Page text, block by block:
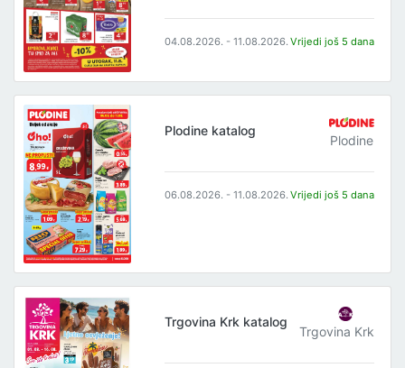
04.08.2026. - 11.08.2026. Vrijedi još 5 dana
Plodine katalog
Plodine
06.08.2026. - 11.08.2026. Vrijedi još 5 dana
Trgovina Krk katalog
Trgovina Krk